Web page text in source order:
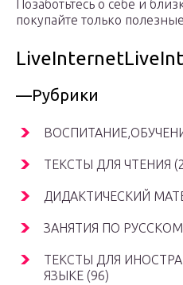
Позаботьтесь о себе и
покупайте только
—Рубрики
ТЕКСТЫ ДЛЯ ЧТЕНИЯ
ДИДАКТИЧЕСКИЙ
ЗАНЯТИЯ ПО
ТЕКСТЫ ДЛЯ
ЯЗЫКЕ (96)